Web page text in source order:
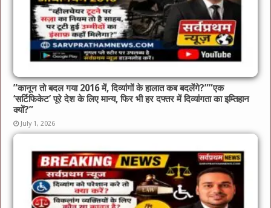
​”कानून तो बदल गया 2016 में, दिव्यांगों के हालात कब बदलेंगे?”​”एक
‘सर्टिफिकेट’ पूरे देश के लिए मान्य, फिर भी हर दफ्तर में दिव्यांगता का इम्तिहान
क्यों?”
July 1, 2026